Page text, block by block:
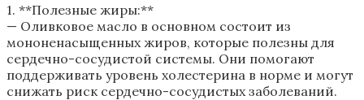
1. **Полезные жиры:**
— Оливковое масло в основном состоит из
мононенасыщенных жиров, которые полезны для
сердечно-сосудистой системы. Они помогают
поддерживать уровень холестерина в норме и могут
снижать риск сердечно-сосудистых заболеваний.